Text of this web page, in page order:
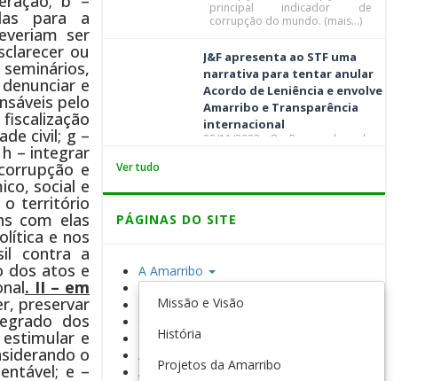
para a
ser
ou
e
pelo
civil; g –
– integrar
e
social e
o território
com elas
e nos
contra a
dos atos e
. II – em
preservar
dos
e
o
e –
acordo de leniência no Brasil
(mais…)
principal indicador de
corrupção do mundo. (mais…)
J&F apresenta ao STF uma
narrativa para tentar anular
Acordo de Leniência e envolve
Amarribo e Transparência
internacional
22/11/2023 O Procurador da
Criminal, da procuradoria
cópia para: Exma. Procuradora-
Ver tudo
PÁGINAS DO SITE
A Amarribo
Missão e Visão
História
Projetos da Amarribo
Transparência
Ribeirão Bonito
Iniciativas
Acontece
Associe-se